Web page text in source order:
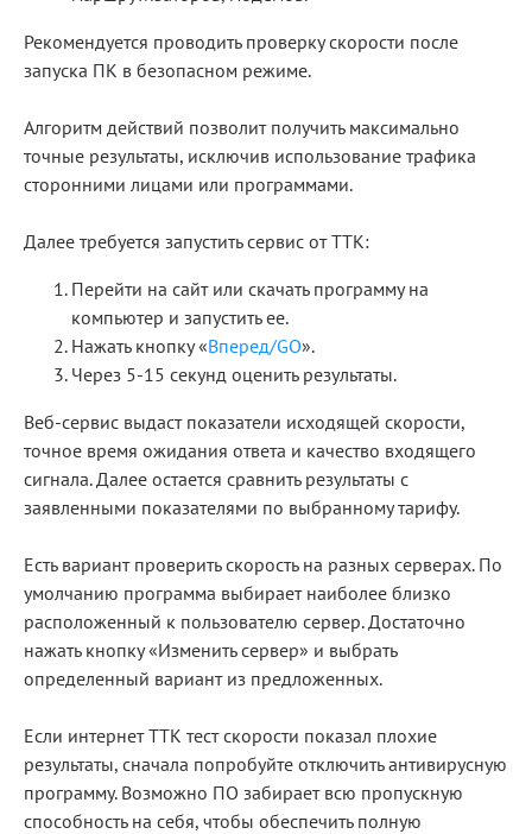
Рекомендуется проводить проверку скорости после
запуска ПК в безопасном режиме.
Алгоритм действий позволит получить максимально
точные результаты, исключив использование трафика
сторонними лицами или программами.
Далее требуется запустить сервис от ТТК:
Перейти на сайт или скачать программу на
компьютер и запустить ее.
Нажать кнопку «Вперед/GO».
Через 5-15 секунд оценить результаты.
Веб-сервис выдаст показатели исходящей скорости,
точное время ожидания ответа и качество входящего
сигнала. Далее остается сравнить результаты с
заявленными показателями по выбранному тарифу.
Есть вариант проверить скорость на разных серверах. По
умолчанию программа выбирает наиболее близко
расположенный к пользователю сервер. Достаточно
нажать кнопку «Изменить сервер» и выбрать
определенный вариант из предложенных.
Если интернет ТТК тест скорости показал плохие
результаты, сначала попробуйте отключить антивирусную
программу. Возможно ПО забирает всю пропускную
способность на себя, чтобы обеспечить полную